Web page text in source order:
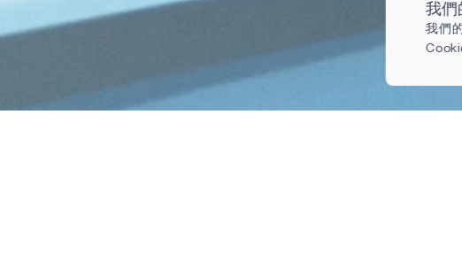
我們
我們